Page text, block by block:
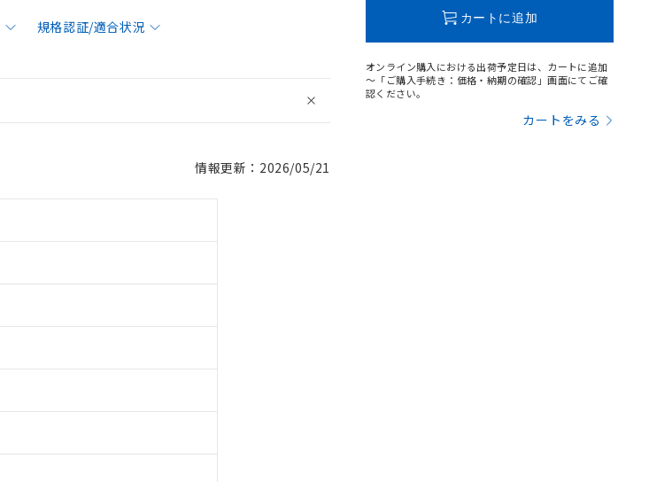
規格認証/適合状況
情報更新：2026/05/21
カートに追加
オンライン購入における出荷予定日は、カートに追加
～「ご購入手続き：価格・納期の確認」画面にてご確
認ください。
カートをみる